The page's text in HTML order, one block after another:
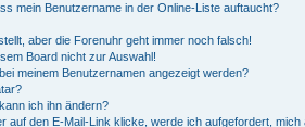
mein Benutzername in der Online-Liste auftaucht?
aber die Forenuhr geht immer noch falsch!
Board nicht zur Auswahl!
meinem Benutzernamen angezeigt werden?
ich ihn ändern?
auf den E-Mail-Link klicke, werde ich aufgefordert, mich